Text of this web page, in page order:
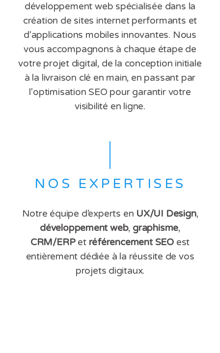
développement web spécialisée dans la
création de sites internet performants et
d'applications mobiles innovantes. Nous
vous accompagnons à chaque étape de
votre projet digital, de la conception initiale
à la livraison clé en main, en passant par
l'optimisation SEO pour garantir votre
visibilité en ligne.
NOS EXPERTISES
Notre équipe d’experts en UX/UI Design,
développement web, graphisme,
CRM/ERPet référencement SEOest
entièrement dédiée à la réussite de vos
projets digitaux.